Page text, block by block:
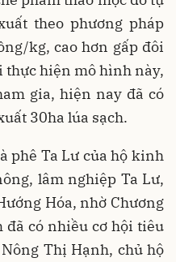
theo phương pháp
kg, cao hơn gấp đôi
thực hiện mô hình này,
gia, hiện nay đã có
30ha lúa sạch.
phê Ta Lư của hộ kinh
lâm nghiệp Ta Lư,
Hóa, nhờ Chương
đã có nhiều cơ hội tiêu
Thị Hạnh, chủ hộ